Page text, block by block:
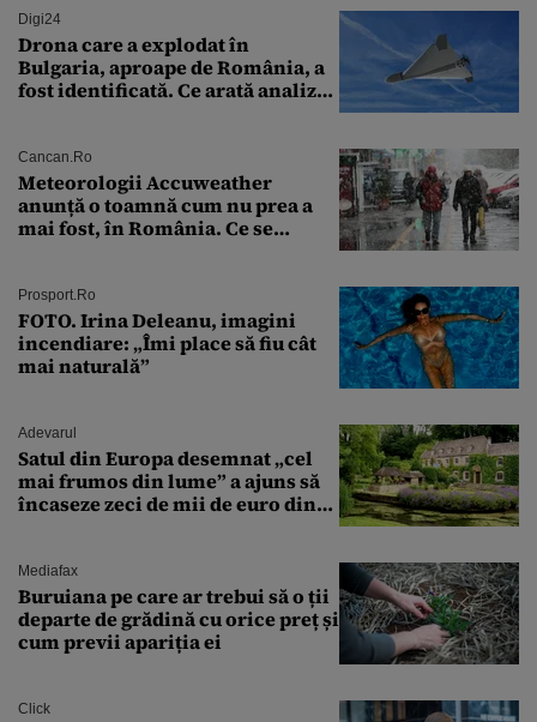
Digi24
Drona care a explodat în
Bulgaria, aproape de România, a
fost identificată. Ce arată analiza
Cancan.ro
Meteorologii Accuweather
anunță o toamnă cum nu prea a
mai fost, în România. Ce se
București. Pe ce dată ninge
Prosport.ro
FOTO. Irina Deleanu, imagini
incendiare: „Îmi place să fiu cât
mai naturală”
Adevarul
Satul din Europa desemnat „cel
mai frumos din lume” a ajuns să
încaseze zeci de mii de euro din
Mediafax
Buruiana pe care ar trebui să o ții
departe de grădină cu orice preț și
cum previi apariția ei
Click